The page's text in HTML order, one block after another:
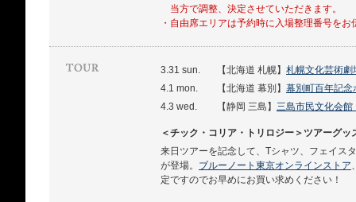
当方で調整、決定させていただきます。
・自由席エリアは予約時に入場整理番号をお
3.31 sun. 【北海道 札幌】 札幌文化芸術劇
4.1 mon.
【北海道 幕別】 幕別町百年記念
4.3 wed.
【静岡 三島】 三島市民文化会
＜チック・コリア・トリロジー＞ツアーグッ
来日ツアーを記念して、Tシャツ、フェイス
が登場。 ブルーノート東京オンラインストア
定ですのでお早めにお買い求めください！